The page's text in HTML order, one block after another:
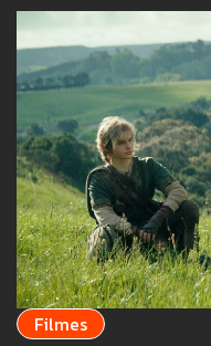
Filmes